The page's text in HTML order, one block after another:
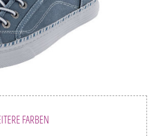
FARBEN